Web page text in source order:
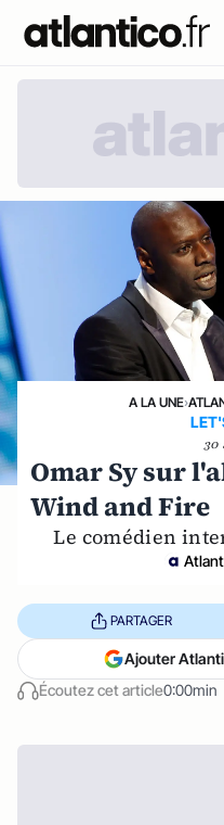
A LA UNE›
30
Omar Sy sur
Wind and Fire
Le comédien
Écoutez cet article0:00min
PARTAGER
Ajouter